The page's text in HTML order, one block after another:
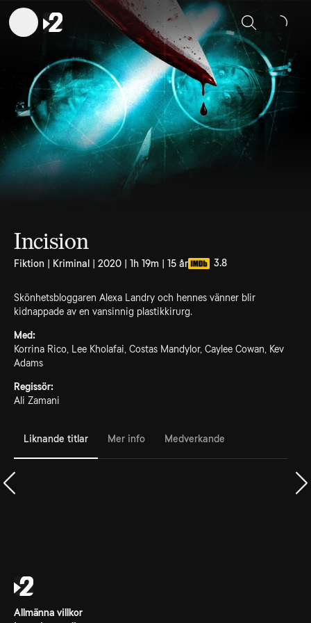
Sök
Incision
Fiktion | Kriminal | 2020 | 1h 19m | 15 år 3.8
Skönhetsbloggaren Alexa Landry och hennes vänner blir
kidnappade av en vansinnig plastikkirurg.
Med:
Korrina Rico, Lee Kholafai, Costas Mandylor, Caylee Cowan, Kev
Adams
Regissör:
Ali Zamani
Liknande titlar Mer info Medverkande
Allmänna villkor